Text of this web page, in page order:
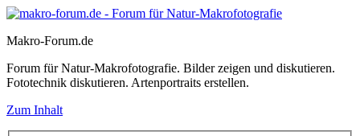
Makro-Forum.de
Forum für Natur-Makrofotografie. Bilder zeigen und diskutieren.
Fototechnik diskutieren. Artenportraits erstellen.
Zum Inhalt